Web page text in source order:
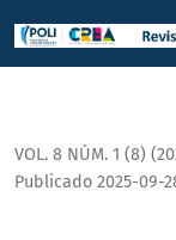
VOL. 8 NÚM. 1 (8)
Publicado 2025-09-